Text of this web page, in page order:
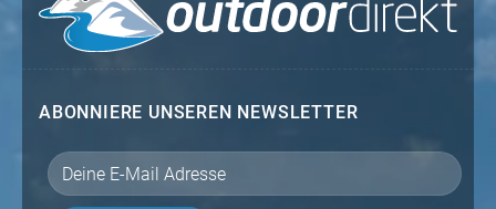
ABONNIERE UNSEREN NEWSLETTER